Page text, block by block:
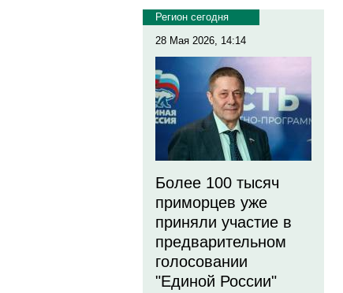
Регион сегодня
28 Мая 2026, 14:14
Более 100 тысяч
приморцев уже
приняли участие в
предварительном
голосовании
"Единой России"